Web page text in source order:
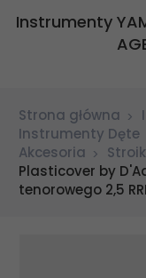
Instrumenty
Strona główna
Instrumenty Dęte
Akcesoria
Plasticover by
tenorowego 2,5